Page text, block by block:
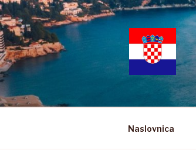
Preskoči
na
sadržaj
Naslovnica